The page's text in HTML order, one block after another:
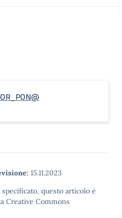
15.11.2023
questo articolo è
Creative Commons